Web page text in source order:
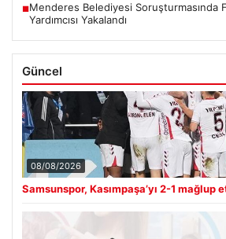
■Menderes Belediyesi Soruşturmasında
Yardımcısı Yakalandı
Güncel
08/08/2026
Samsunspor, Kasımpaşa’yı 2-1 mağlup